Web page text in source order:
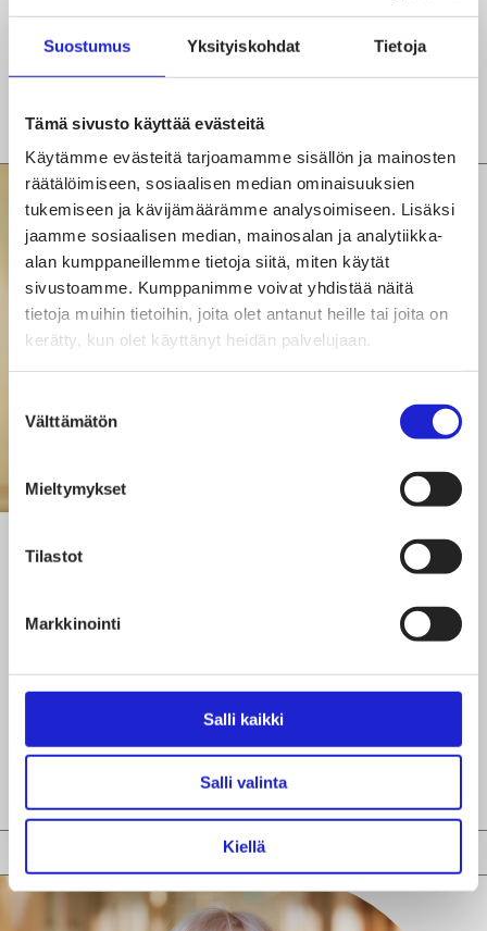
Suostumus Yksityiskohdat Tietoja
Tämä sivusto käyttää evästeitä
Käytämme evästeitä tarjoamamme sisällön ja mainosten
räätälöimiseen, sosiaalisen median ominaisuuksien
tukemiseen ja kävijämäärämme analysoimiseen. Lisäksi
jaamme sosiaalisen median, mainosalan ja analytiikka-
alan kumppaneillemme tietoja siitä, miten käytät
sivustoamme. Kumppanimme voivat yhdistää näitä
tietoja muihin tietoihin, joita olet antanut heille tai joita on
kerätty, kun olet käyttänyt heidän palvelujaan.
valinta
Välttämätön
Mieltymykset
Tilastot
Markkinointi
Salli kaikki
Salli valinta
Kiellä
Marja-Liisa
LIISA.PERMIKANGAS@STJM.FI